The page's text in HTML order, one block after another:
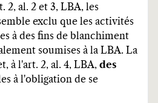
2, al. 2 et 3, LBA, les
exclu que les activités
à des fins de blanchiment
soumises à la LBA. La
à l'art. 2, al. 4, LBA, des
à l'obligation de se